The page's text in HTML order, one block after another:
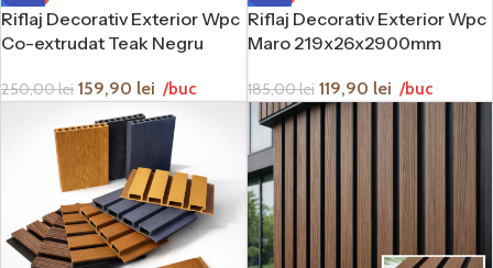
format din profile sau panouri decorative realizate din
material compozit pe bază de fibre de lemn și polimeri.
exterior și oferă un aspect apropiat de lemnul natural, dar
cu o rezistență mai bună la umiditate, variații de
temperatură și factori de mediu. Din acest motiv, riflajele
WPC sunt tot mai folosite în amenajările moderne de fațade,
garduri și terase.
WPC-ul este apreciat deoarece păstrează senzația caldă și
naturală a lemnului, dar reduce multe dintre dezavantajele
acestuia. Nu necesită întreținere complicată, nu trebuie
Riflaj Decorativ Exterior Wpc
Co-extrudat Teak Negru
250,00lei 159,90 lei /buc
Riflaj Decorativ Exterior Wpc
Maro 219x26x2900mm
185,00lei 119,90 lei /buc